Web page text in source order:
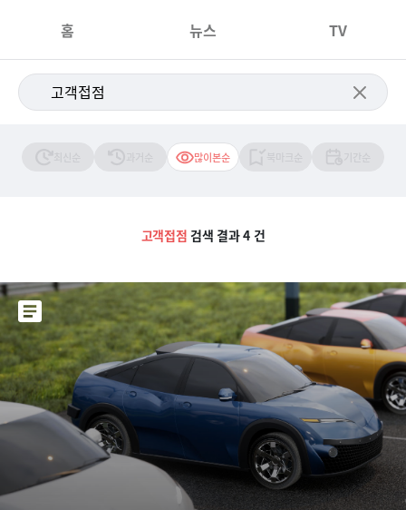
홈 뉴스 TV
많이본순
고객접점 검색 결과 4 건